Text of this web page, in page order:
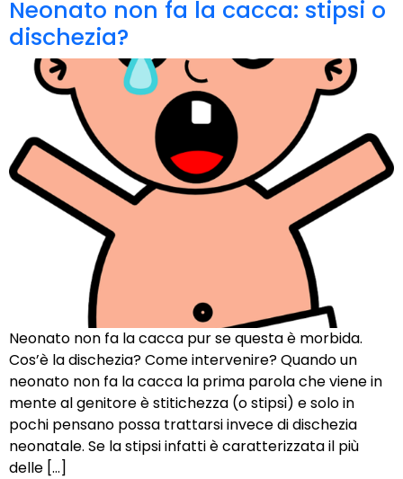
Neonato non fa la cacca: stipsi o
dischezia?
Neonato non fa la cacca pur se questa è morbida.
Cos’è la dischezia? Come intervenire? Quando un
neonato non fa la cacca la prima parola che viene in
mente al genitore è stitichezza (o stipsi) e solo in
pochi pensano possa trattarsi invece di dischezia
neonatale. Se la stipsi infatti è caratterizzata il più
delle […]